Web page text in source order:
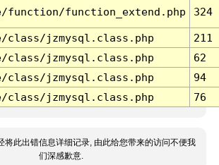
function/function_extend.php 324
class/jzmysql.class.php
211
class/jzmysql.class.php
62
class/jzmysql.class.php
94
class/jzmysql.class.php 76
将此出错信息详细记录, 由此给您带来的访问不便我
们深感歉意.